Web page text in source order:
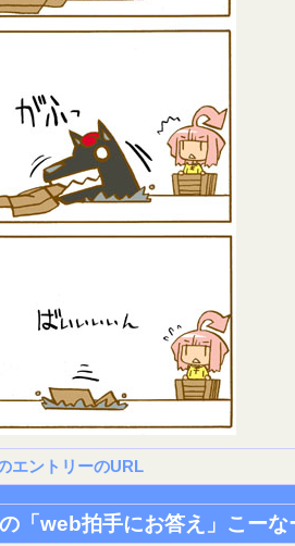
エントリーのURL
「web拍手にお答え」こーな